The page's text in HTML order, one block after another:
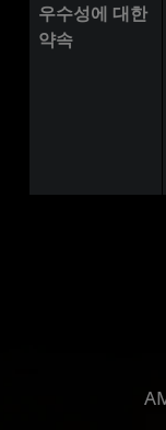
우수성에 대한
약속